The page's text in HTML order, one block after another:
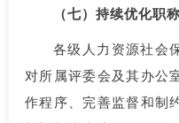
（七）持续优化职
各级人力资源社会
对所属评委会及其办公
作程序、完善监督和制